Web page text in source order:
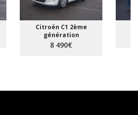
Citroën C1 2ème
génération
8 490€